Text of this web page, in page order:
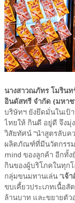
นางสาวณภัทร โมรินท
อินดัสทรี จำกัด (มหา
บริษัทฯ ยังยึดมั่นในเป้
ไทยให้ กินดี อยู่ดี จึงมุ่ง
วิสัยทัศน์ “นำสูตรลับค
ผลิตภัณฑ์ที่มีนวัตกรรม
mind ของลูกค้า อีกทั้ง
กินของผู้บริโภคในทุก
กลุ่มขนมทานเล่น “เจ้
ขบเคี้ยวประเภทเนื้อ
ล้านบาท และขยายตัว